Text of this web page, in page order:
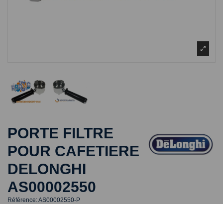
PORTE FILTRE
POUR CAFETIERE
DELONGHI
AS00002550
Référence:AS00002550-P